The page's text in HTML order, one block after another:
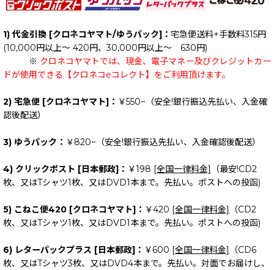
1) 代金引換 [クロネコヤマト/ゆうパック]： 宅急便送料+手数料315円
(10,000円以上～ 420円、30,000円以上～ 630円)
※ クロネコヤマトでは、現金、電子マネー及びクレジットカー
ドが使用できる【クロネコeコレクト】をご利用頂けます。
2) 宅急便 [クロネコヤマト]： ￥550~（安全!銀行振込先払い、入金確
認後配送）
3) ゆうパック： ￥820~（安全!銀行振込先払い、入金確認後配送）
4) クリックポスト [日本郵政]： ￥198 [全国一律料金]
（最安!CD2
枚、又はTシャツ1枚、又はDVD1本まで。先払い。ポストへの投函)
5) こねこ便420 [クロネコヤマト]： ￥420 [全国一律料金]
（CD2
枚、又はTシャツ1枚、又はDVD1本まで。先払い。ポストへの投函)
6) レターパックプラス [日本郵政]： ￥600 [全国一律料金]
（CD6
枚、又はTシャツ3枚、又はDVD4本まで。先払い。対面でお届けし、